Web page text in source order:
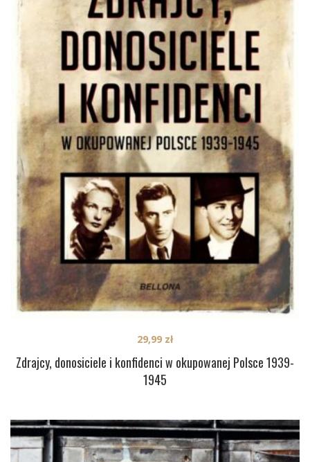
Zdrajcy, donosiciele i konfidenci w okupowanej Polsce 1939-
1945
29,99 zł